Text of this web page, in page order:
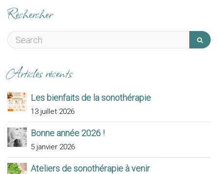
Rechercher
Articles récents
Les bienfaits de la sonothérapie
13 juillet 2026
Bonne année 2026 !
5 janvier 2026
Ateliers de sonothérapie à venir